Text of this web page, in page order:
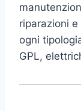
riparazioni
ogni
GPL,